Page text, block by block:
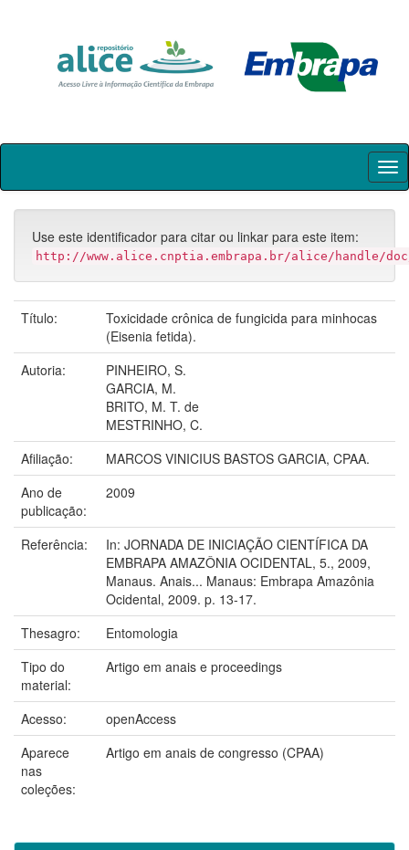
Skip
Use este identificador para citar ou linkar para este item:
http://www.alice.cnptia.embrapa.br/alice/handle/
Título:
Toxicidade crônica de fungicida para minhocas
(Eisenia fetida).
Autoria:
PINHEIRO, S.
GARCIA, M.
BRITO, M. T. de
MESTRINHO, C.
Afiliação:
MARCOS VINICIUS BASTOS GARCIA, CPAA.
Ano de
publicação:
2009
Referência:
In: JORNADA DE INICIAÇÃO CIENTÍFICA DA
EMBRAPA AMAZÔNIA OCIDENTAL, 5., 2009,
Manaus. Anais... Manaus: Embrapa Amazônia
Ocidental, 2009. p. 13-17.
Thesagro:
Entomologia
Tipo do
material:
Artigo em anais e proceedings
Acesso:
openAccess
Aparece
nas
coleções:
Artigo em anais de congresso (CPAA)